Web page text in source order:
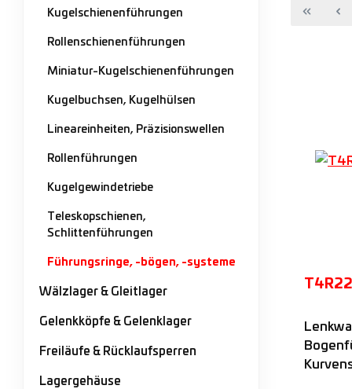
Kugelschienenführungen
Rollenschienenführungen
Miniatur-Kugelschienenführungen
Kugelbuchsen, Kugelhülsen
Lineareinheiten, Präzisionswellen
Rollenführungen
Kugelgewindetriebe
Teleskopschienen,
Schlittenführungen
Führungsringe, -bögen, -systeme
Wälzlager & Gleitlager
Gelenkköpfe & Gelenklager
Freiläufe & Rücklaufsperren
Lagergehäuse
Die